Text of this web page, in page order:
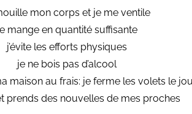
mon corps et je me ventile
mange en quantité suffisante
j’évite les efforts physiques
je ne bois pas d’alcool
maison au frais: je ferme les volets le
prends des nouvelles de mes proches